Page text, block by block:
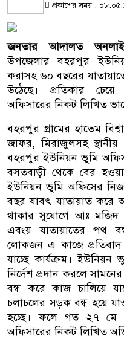
প্রকাশের সময় :
জনতার আদালত
উপজেলার বহরপুর
করাসহ ৬০ বছরের
উঠেছে। প্রতিকার চেয়ে
অফিসারের নিকট লিখিত
বহরপুর গ্রামের হাতেম
জাফর, মিরাজুলসহ
বহরপুর ইউনিয়ন ভুমি অফিস
বসতবাড়ী থেকে বের
ইউনিয়ন ভুমি অফিসের
বছর যাবৎ যাতায়াত করে
থাকার সুযোগে আঃ
এবংয় যাতায়াতের পথ
লোকজন এ কাজে প্রতিবাদ
যাচ্ছে কার্যক্রম।
নির্দেশ প্রদান করলে
বন্ধ করে কাজ চালিয়ে
চলাচলের সড়ক বন্ধ হয়ে
হচ্ছে। ফলে গত ২৭ মে
অফিসারের নিকট লিখিত